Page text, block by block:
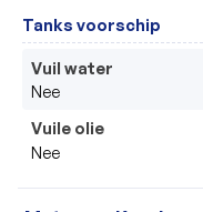
Tanks voorschip
Vuil water
Nee
Vuile olie
Nee